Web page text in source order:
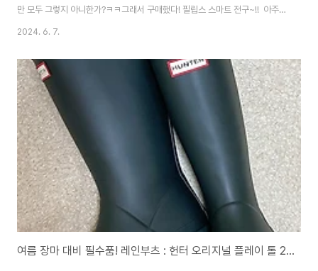
만 모두 그렇지 아니한가?ㅋㅋ그래서 구매했다! 필립스 스마트 전구~!! 아주
요 째깐한 녀석이 비싸긴 비싸다.한개에 94,900원!!! 하지만, 좋은 평가의 후
ㅋㅋ 침대 아랫쪽에 놓여진 저 이케아 스탠드... 지못미.... 저 조명으로 4년넘
게 잘 쓰고는 있었는데 자기전에 일어나서 끄러가는게 너~~무 귀찮았다. 비
교해 보니 조명사이즈가 많이 달라서 좀 당황했다;;이게 잘될라나? 이케아 스탠
드랑 잘 맞을까???살짝커서 좀 우스꽝스럽긴 하지만! 어차피 나는..
2024. 6. 7.
여름 장마 대비 필수품! 레인부츠 : 헌터 오리지널 플레이 톨 220사이즈 내돈 내산 후기 :)